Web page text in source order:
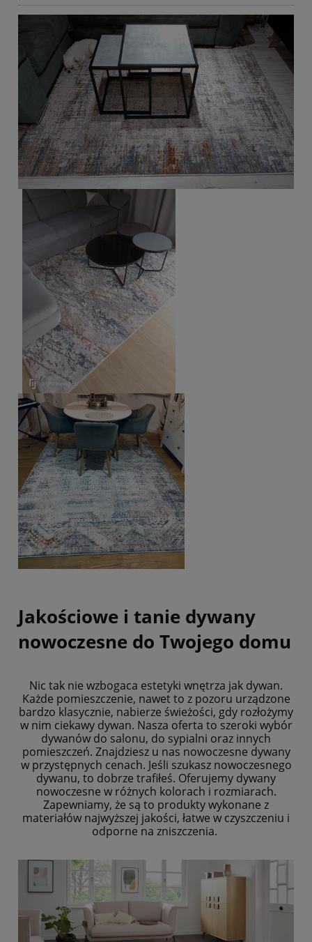
Jakościowe i tanie dywany
nowoczesne do Twojego domu
Nic tak nie wzbogaca estetyki wnętrza jak dywan.
Każde pomieszczenie, nawet to z pozoru urządzone
bardzo klasycznie, nabierze świeżości, gdy rozłożymy
w nim ciekawy dywan. Nasza oferta to szeroki wybór
dywanów do salonu, do sypialni oraz innych
pomieszczeń. Znajdziesz u nas nowoczesne dywany
w przystępnych cenach. Jeśli szukasz nowoczesnego
dywanu, to dobrze trafiłeś. Oferujemy dywany
nowoczesne w różnych kolorach i rozmiarach.
Zapewniamy, że są to produkty wykonane z
materiałów najwyższej jakości, łatwe w czyszczeniu i
odporne na zniszczenia.